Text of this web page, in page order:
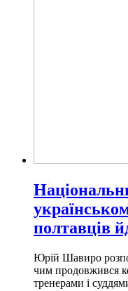
полтавців
Юрій Шавиро
чим продовжився
тренерами і